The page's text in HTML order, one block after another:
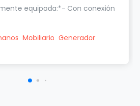
equipada:*- Con conexión
Mobiliario Generador